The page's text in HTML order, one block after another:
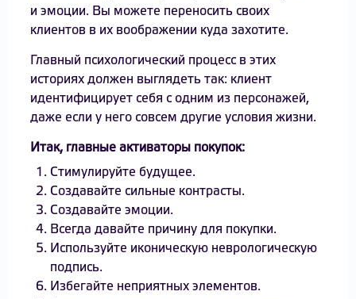
и эмоции. Вы можете переносить своих
клиентов в их воображении куда захотите.
Главный психологический процесс в этих
историях должен выглядеть так: клиент
идентифицирует себя с одним из персонажей,
даже если у него совсем другие условия жизни.
Итак, главные активаторы покупок:
Стимулируйте будущее.
Создавайте сильные контрасты.
Создавайте эмоции.
Всегда давайте причину для покупки.
Используйте иконическую неврологическую
подпись.
Избегайте неприятных элементов.